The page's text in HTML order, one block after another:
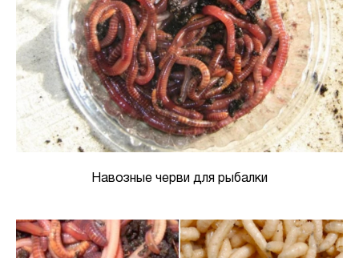
Навозные черви для рыбалки